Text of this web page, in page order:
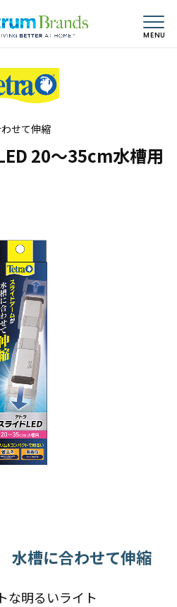
せて伸縮
20～35cm水槽用
水槽に合わせて伸縮
な明るいライト